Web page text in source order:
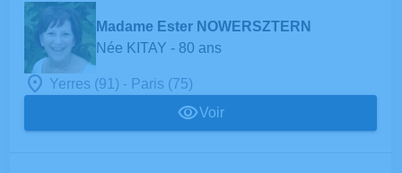
Madame Ester NOWERSZTERN
Née KITAY - 80 ans
Yerres (91) - Paris (75)
Voir